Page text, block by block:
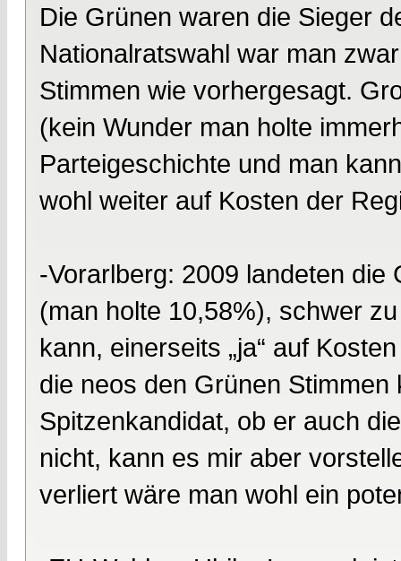
Die Grünen waren die Sieger
Nationalratswahl war man
Stimmen wie vorhergesagt.
(kein Wunder man holte
Parteigeschichte und man
wohl weiter auf Kosten der
-Vorarlberg: 2009 landeten
(man holte 10,58%), schwer
kann, einerseits „ja“ auf
die neos den Grünen
Spitzenkandidat, ob er auch
nicht, kann es mir aber
verliert wäre man wohl ein